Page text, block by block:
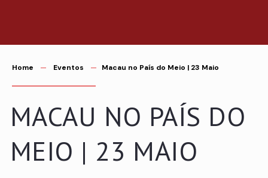
o
conteúdo
Home Eventos Macau no País do Meio | 23 Maio
MACAU NO PAÍS DO
MEIO | 23 MAIO